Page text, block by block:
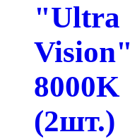
"Ultra
Vision"
8000K
(2шт.)